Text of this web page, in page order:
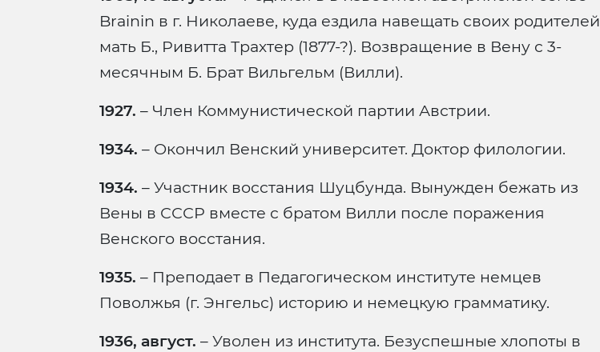
Brainin в г. Николаеве, куда ездила навещать своих родителей
мать Б., Ривитта Трахтер (1877-?). Возвращение в Вену с 3-
месячным Б. Брат Вильгельм (Вилли).
1927. – Член Коммунистической партии Австрии.
1934. – Окончил Венский университет. Доктор филологии.
1934. – Участник восстания Шуцбунда. Вынужден бежать из
Вены в СССР вместе с братом Вилли после поражения
Венского восстания.
1935. – Преподает в Педагогическом институте немцев
Поволжья (г. Энгельс) историю и немецкую грамматику.
1936, август. – Уволен из института. Безуспешные хлопоты в